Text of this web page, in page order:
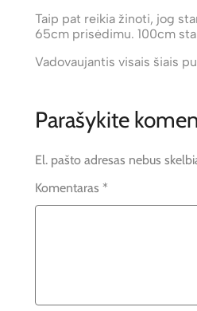
Taip pat reikia žinoti, jog
65cm prisėdimu. 100cm
Vadovaujantis visais šiais
Parašykite
El. pašto adresas nebus
Komentaras *